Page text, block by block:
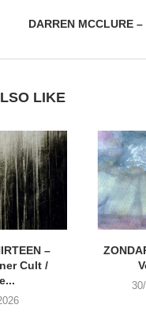
DARREN MCCLURE
LIKE
–
Cult /